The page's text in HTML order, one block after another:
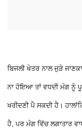
ਬਿਜਲੀ ਖੇਤਰ ਨਾਲ ਜੁੜੇ
ਨਾ ਹੋਇਆ ਤਾਂ ਵਧਦੀ ਮੰਗ ਨੂੰ
ਖਰੀਦਣੀ ਪੈ ਸਕਦੀ ਹੈ।
ਹੈ, ਪਰ ਮੰਗ ਵਿੱਚ ਲਗਾਤਾਰ